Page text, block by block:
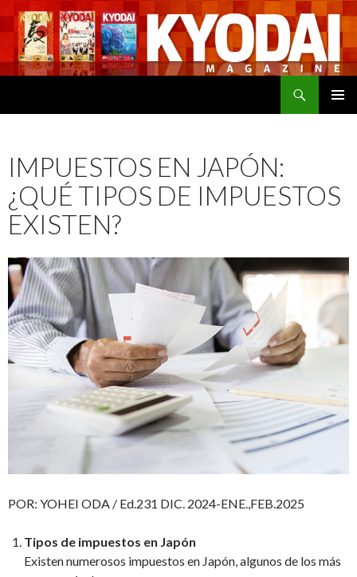
IMPUESTOS EN JAPÓN:
¿QUÉ TIPOS DE IMPUESTOS
EXISTEN?
POR: YOHEI ODA / Ed.231 DIC. 2024-ENE.,FEB.2025
Tipos de impuestos en Japón
Existen numerosos impuestos en Japón, algunos de los más